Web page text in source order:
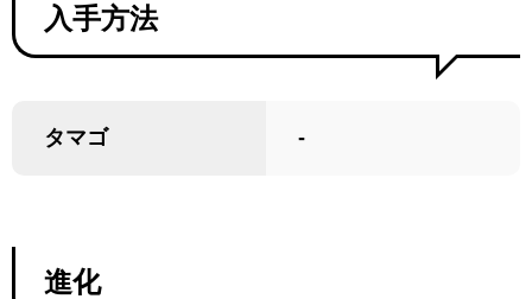
入手方法
タマゴ -
進化